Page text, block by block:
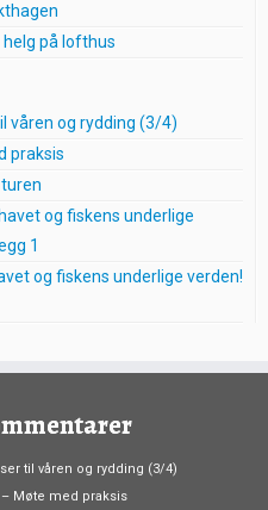
helg på lofthus
våren og rydding (3/4)
praksis
og fiskens underlige
1
og fiskens underlige verden!
til våren og rydding (3/4)
Møte med praksis